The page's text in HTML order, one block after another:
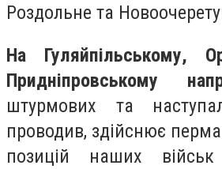
Роздольне та
На Гуляйпільському,
Придніпровському
штурмових та
проводив, здійснює
позицій наших